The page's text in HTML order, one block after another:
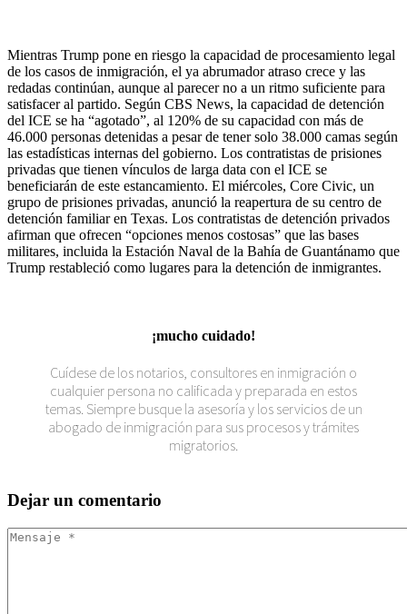
Mientras Trump pone en riesgo la capacidad de procesamiento legal
de los casos de inmigración, el ya abrumador atraso crece y las
redadas continúan, aunque al parecer no a un ritmo suficiente para
satisfacer al partido. Según CBS News, la capacidad de detención
del ICE se ha “agotado”, al 120% de su capacidad con más de
46.000 personas detenidas a pesar de tener solo 38.000 camas según
las estadísticas internas del gobierno. Los contratistas de prisiones
privadas que tienen vínculos de larga data con el ICE se
beneficiarán de este estancamiento. El miércoles, Core Civic, un
grupo de prisiones privadas, anunció la reapertura de su centro de
detención familiar en Texas. Los contratistas de detención privados
afirman que ofrecen “opciones menos costosas” que las bases
militares, incluida la Estación Naval de la Bahía de Guantánamo que
Trump restableció como lugares para la detención de inmigrantes.
¡mucho cuidado!
Cuídese de los notarios, consultores en inmigración o
cualquier persona no calificada y preparada en estos
temas. Siempre busque la asesoría y los servicios de un
abogado de inmigración para sus procesos y trámites
migratorios.
Dejar un comentario